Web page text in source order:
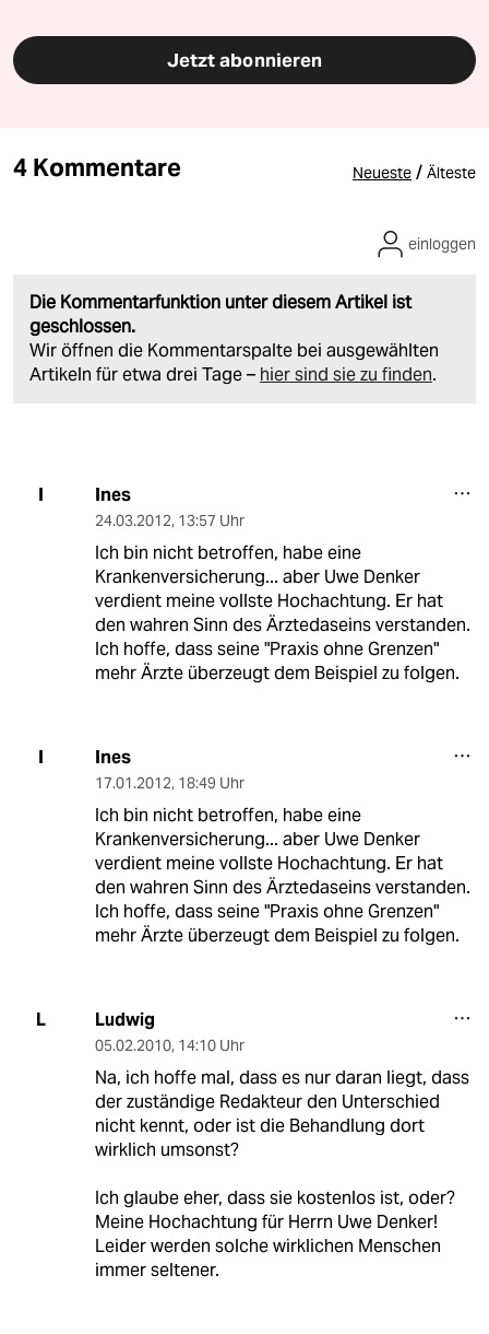
Jetzt abonnieren
4 Kommentare Neueste / Älteste
Die Kommentarfunktion unter diesem Artikel ist
geschlossen.
Wir öffnen die Kommentarspalte bei ausgewählten
Artikeln für etwa drei Tage – hier sind sie zu finden.
einloggen
I Ines
24.03.2012, 13:57 Uhr
Ich bin nicht betroffen, habe eine
Krankenversicherung... aber Uwe Denker
verdient meine vollste Hochachtung. Er hat
den wahren Sinn des Ärztedaseins verstanden.
Ich hoffe, dass seine "Praxis ohne Grenzen"
mehr Ärzte überzeugt dem Beispiel zu folgen.
I Ines
17.01.2012, 18:49 Uhr
Ich bin nicht betroffen, habe eine
Krankenversicherung... aber Uwe Denker
verdient meine vollste Hochachtung. Er hat
den wahren Sinn des Ärztedaseins verstanden.
Ich hoffe, dass seine "Praxis ohne Grenzen"
mehr Ärzte überzeugt dem Beispiel zu folgen.
L Ludwig
05.02.2010, 14:10 Uhr
Na, ich hoffe mal, dass es nur daran liegt, dass
der zuständige Redakteur den Unterschied
nicht kennt, oder ist die Behandlung dort
wirklich umsonst?
Ich glaube eher, dass sie kostenlos ist, oder?
Meine Hochachtung für Herrn Uwe Denker!
Leider werden solche wirklichen Menschen
immer seltener.